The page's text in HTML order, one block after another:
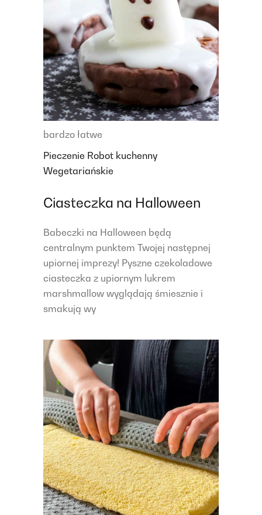
bardzo łatwe
Pieczenie Robot kuchenny
Wegetariańskie
Ciasteczka na Halloween
Babeczki na Halloween będą
centralnym punktem Twojej następnej
upiornej imprezy! Pyszne czekoladowe
ciasteczka z upiornym lukrem
marshmallow wyglądają śmiesznie i
smakują wy